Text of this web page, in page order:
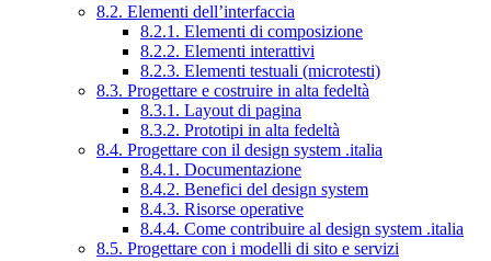
8.2. Elementi dell’interfaccia
8.2.1. Elementi di composizione
8.2.2. Elementi interattivi
8.2.3. Elementi testuali (microtesti)
8.3. Progettare e costruire in alta fedeltà
8.3.1. Layout di pagina
8.3.2. Prototipi in alta fedeltà
8.4. Progettare con il design system .italia
8.4.1. Documentazione
8.4.2. Benefici del design system
8.4.3. Risorse operative
8.4.4. Come contribuire al design system .italia
8.5. Progettare con i modelli di sito e servizi